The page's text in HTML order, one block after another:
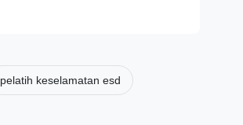
pelatih keselamatan esd